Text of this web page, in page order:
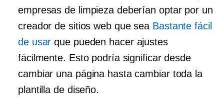
empresas de limpieza deberían optar por un
creador de sitios web que sea Bastante fácil
de usar que pueden hacer ajustes
fácilmente. Esto podría significar desde
cambiar una página hasta cambiar toda la
plantilla de diseño.